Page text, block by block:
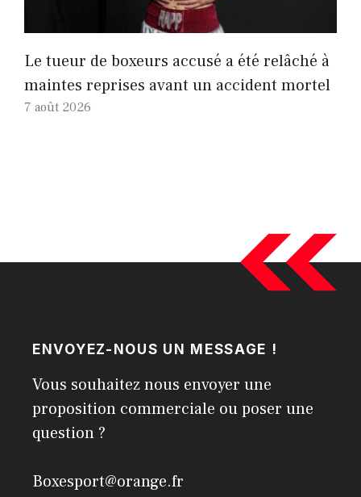
Le tueur de boxeurs accusé a été relâché à
maintes reprises avant un accident mortel
7 août 2026
ENVOYEZ-NOUS UN MESSAGE !
Vous souhaitez nous envoyer une
proposition commerciale ou poser une
question ?
Boxesport@orange.fr